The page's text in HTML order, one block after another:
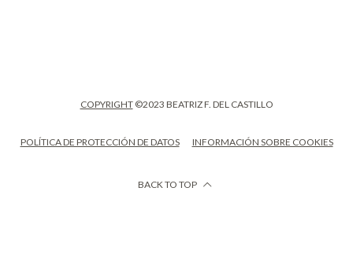
COPYRIGHT©2023 BEATRIZ F. DEL CASTILLO
POLÍTICA DE PROTECCIÓN DE DATOS INFORMACIÓN SOBRE COOKIES
BACK TO TOP